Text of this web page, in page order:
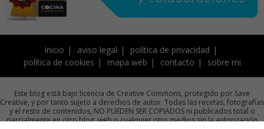
Inicio aviso legal
política de privacidad
política de cookies
mapa web contacto sobre mi
Este blog está bajo licencia de Creative Commons, protegido por Save
Creative, y por tanto sujeto a derechos de autor. Todas las recetas, fotografías
y el resto de contenidos, NO PUEDEN SER COPIADOS ni publicados total o
parcialmente en otro blog, web o cualquier otro medios sin la autorización